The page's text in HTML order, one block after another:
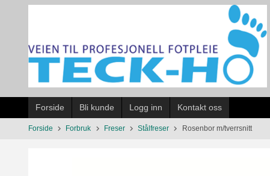
Forside Bli kunde Logg inn Kontakt oss
Forside Forbruk Freser Stålfreser Rosenbor m/tverrsnitt